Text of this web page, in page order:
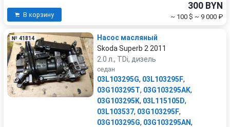
В корзину
300 BYN
~ 100 $ ~ 9 000 ₽
№ 41814
Насос масляный
Skoda Superb 2 2011
2.0 л., TDi, дизель
седан
03L103295G, 03L103295F,
03G103295T, 03G103295AK,
03G103295K, 03L115105D,
03L103537, 03G103295F,
03G103295G, 03G103295AN,